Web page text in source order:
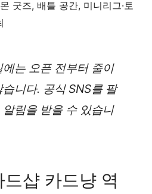
굿즈, 배틀 공간, 미니리그·토
는 오픈 전부터 줄이
니다. 공식 SNS를 팔
림을 받을 수 있습니
샵 카드냥 역